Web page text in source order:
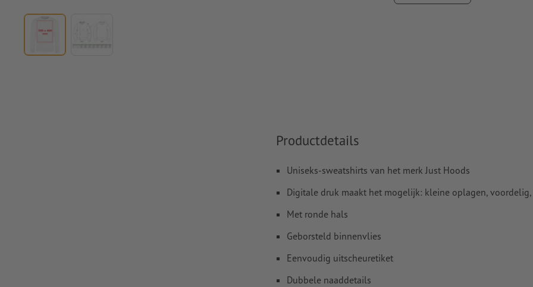
de achtergrond van de afbeelding wit gedrukt.
Commentarenworden verwijderd en niet afgedrukt
Inhoud vanformulierveldenworden mee afgedrukt
Hoe maak ik afdrukgegevens correct?
Productdetails
Uniseks-sweatshirts van het merk Just Hoods
Digitale druk maakt het mogelijk: kleine oplagen,
Met ronde hals
Geborsteld binnenvlies
Eenvoudig uitscheuretiket
Dubbele naaddetails